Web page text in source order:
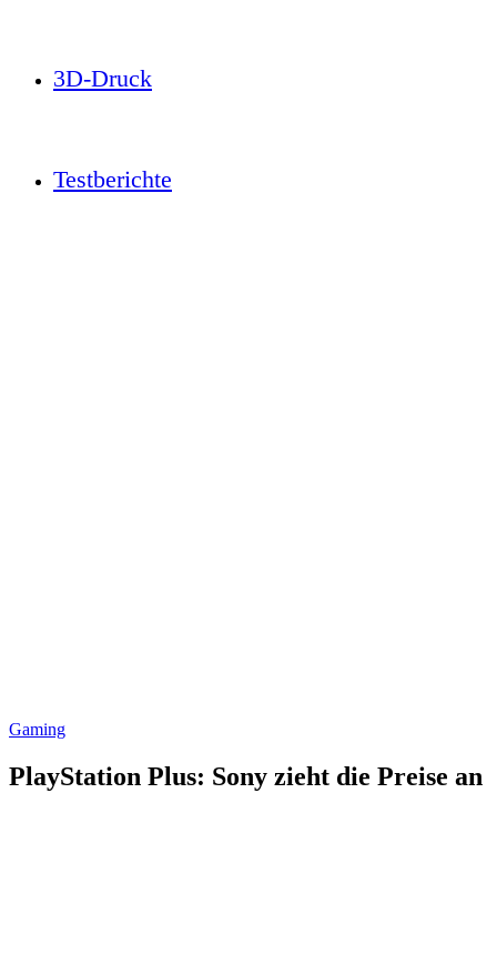
3D-Druck
Testberichte
Gaming
PlayStation Plus: Sony zieht die Preise an